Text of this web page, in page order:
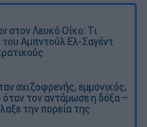
στον Λευκό Οίκο: Τι
του Αμπντούλ Ελ-Σαγέντ
σχιζοφρενής, εμμονικός,
όταν τον αντάμωσε η δόξα –
την πορεία της